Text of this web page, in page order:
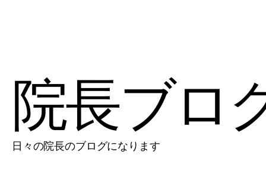
院長ブロ
日々の院長のブログになります